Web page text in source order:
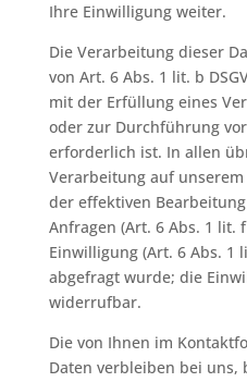
Ihre Einwilligung weiter.
Die Verarbeitung dieser
von Art. 6 Abs. 1 lit. b
mit der Erfüllung eines
oder zur Durchführung
erforderlich ist. In allen
Verarbeitung auf
der effektiven
Anfragen (Art. 6 Abs. 1 lit.
Einwilligung (Art. 6 Abs. 1
abgefragt wurde; die
widerrufbar.
Die von Ihnen im
Daten verbleiben bei uns,